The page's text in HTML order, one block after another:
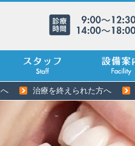
治療を終えられた方へ